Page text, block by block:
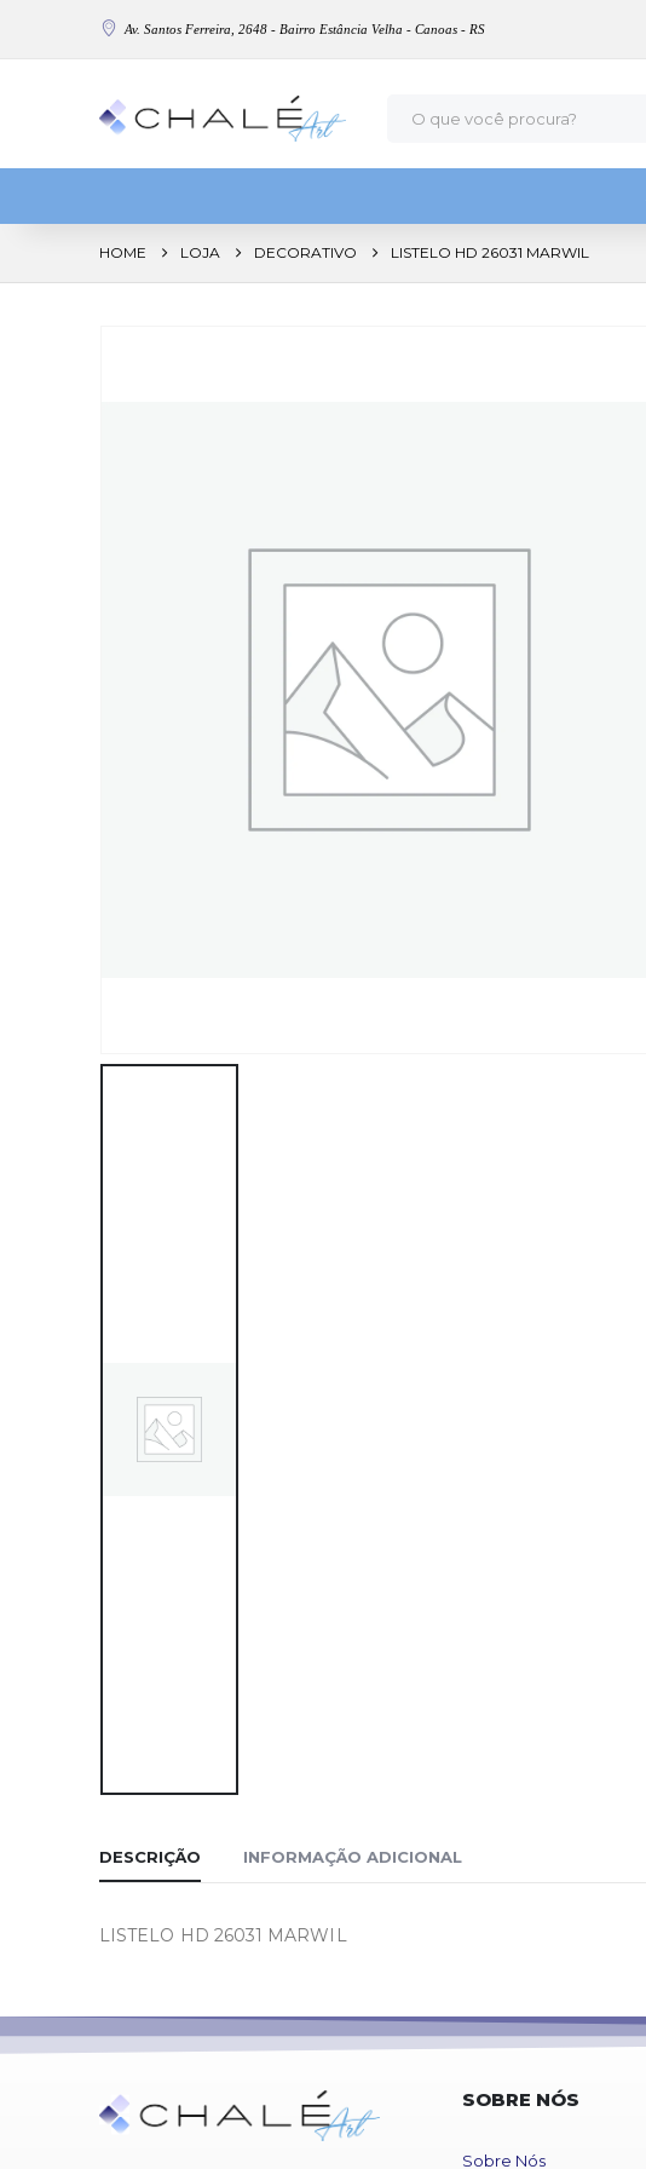
Av. Santos Ferreira, 2648 - Bairro Estância Velha - Canoas - RS
HOME LOJA DECORATIVO LISTELO HD 26031 MARWIL
DESCRIÇÃO INFORMAÇÃO ADICIONAL
LISTELO HD 26031 MARWIL
SOBRE NÓS
Sobre Nós